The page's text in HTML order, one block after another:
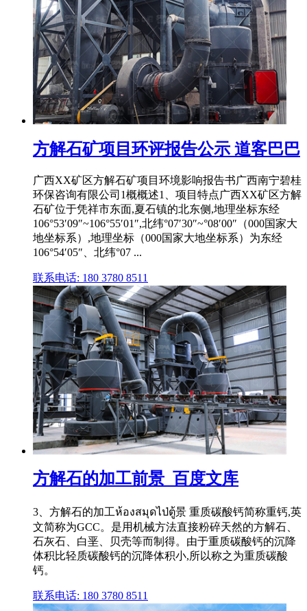
方解石矿项目环评报告公示 道客巴巴
广西XX矿区方解石矿项目环境影响报告书广西南宁碧桂
环保咨询有限公司1概概述1、项目特点广西XX矿区方解
石矿位于凭祥市东面,夏石镇的北东侧,地理坐标东经
106°53′09″~106°55′01″,北纬°07′30″~°08′00″（000国家大
地坐标系）,地理坐标（000国家大地坐标系）为东经
106°54′05″、北纬°07 ...
联系电话: 180 3780 8511
方解石的加工前景_百度文库
3、方解石的加工ห้องสมุดไป่ตู้景 重质碳酸钙简称重钙,英
文简称为GCC。是用机械方法直接粉碎天然的方解石、
石灰石、白垩、贝壳等而制得。由于重质碳酸钙的沉降
体积比轻质碳酸钙的沉降体积小,所以称之为重质碳酸
钙。
联系电话: 180 3780 8511